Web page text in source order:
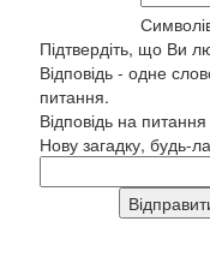
Підтвердіть, що Ви
Відповідь - одне
питання.
Відповідь на
Нову загадку, будь-